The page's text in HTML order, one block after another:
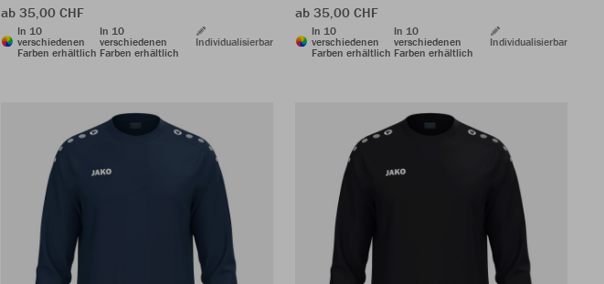
ab 35,00 CHF
In 10
verschiedenen
Farben erhältlich
In 10
verschiedenen
Farben erhältlich
Individualisierbar
ab 35,00 CHF
In 10
verschiedenen
Farben erhältlich
In 10
verschiedenen
Farben erhältlich
Individualisierbar